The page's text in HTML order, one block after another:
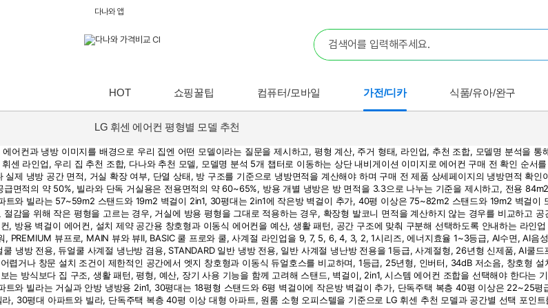
다나와 앱
HOT 쇼핑꿀팁 컴퓨터/모바일 가전/디카 식품/유아/완구
LG 휘센 에어컨 평형별 모델 추천